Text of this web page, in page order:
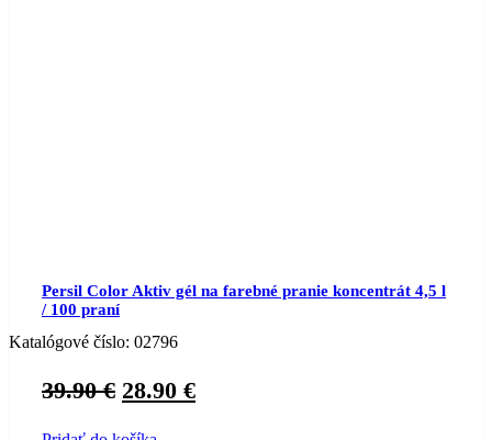
Persil Color Aktiv gél na farebné pranie koncentrát 4,5 l
/ 100 praní
Katalógové číslo: 02796
39.90€ Original
28.90 €Current